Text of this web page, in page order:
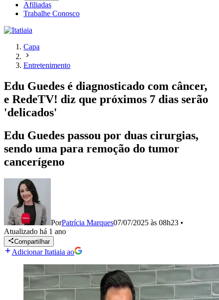
Afiliadas
Trabalhe Conosco
Capa
Entretenimento
Edu Guedes é diagnosticado com câncer,
e RedeTV! diz que próximos 7 dias serão
'delicados'
Edu Guedes passou por duas cirurgias,
sendo uma para remoção do tumor
cancerígeno
PorPatrícia Marques07/07/2025 às 08h23 •
Atualizado há 1 ano
Compartilhar
Adicionar Itatiaia ao